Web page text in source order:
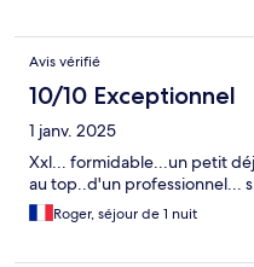
Avis vérifié
10/10 Exceptionnel
1 janv. 2025
Xxl... formidable...un petit
au top..d'un professionnel...
Roger, séjour de 1 nuit